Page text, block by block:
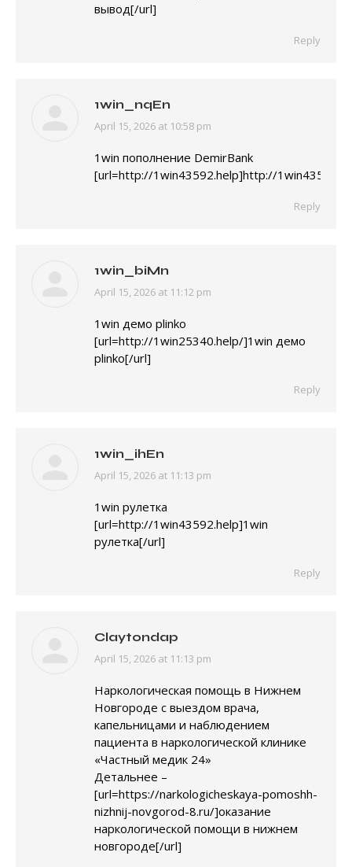
вывод[/url]
Reply
1win_nqEn
says:
April 15, 2026 at 10:58 pm
1win пополнение DemirBank
[url=http://1win43592.help]http://
Reply
1win_biMn
says:
April 15, 2026 at 11:12 pm
1win демо plinko
[url=http://1win25340.help/]1win демо
plinko[/url]
Reply
1win_ihEn
says:
April 15, 2026 at 11:13 pm
1win рулетка
[url=http://1win43592.help]1win
рулетка[/url]
Reply
Claytondap
says:
April 15, 2026 at 11:13 pm
Наркологическая помощь в Нижнем
Новгороде с выездом врача,
капельницами и наблюдением
пациента в наркологической клинике
«Частный медик 24»
Детальнее –
[url=https://narkologicheskaya-pomoshh-
nizhnij-novgorod-8.ru/]оказание
наркологической помощи в нижнем
новгороде[/url]